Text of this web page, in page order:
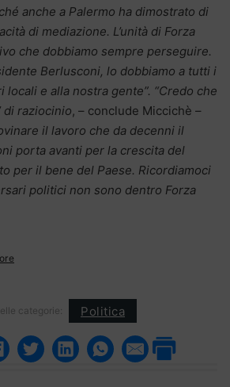
anche a Palermo ha dimostrato di
di mediazione. L’unità di Forza
che dobbiamo sempre perseguire.
Berlusconi, lo dobbiamo a tutti i
e alla nostra gente”. “Credo che
di raziocinio, – conclude Miccichè –
il lavoro che da decenni il
porta avanti per la crescita del
per il bene del Paese. Ricordiamoci
politici non sono dentro Forza
categorie: Politica